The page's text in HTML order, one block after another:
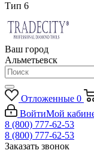
Тип 6
Ваш город
Альметьевск
Отложенные 0
ВойтиМой
8 (800) 777-62-53
8 (800) 777-62-53
Заказать звонок